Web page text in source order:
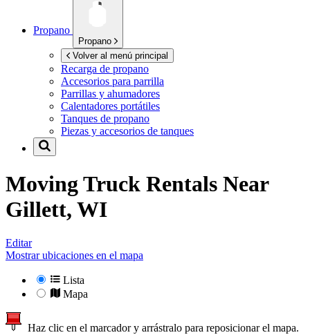
Propano
Propano
Volver al menú principal
Recarga de propano
Accesorios para parrilla
Parrillas y ahumadores
Calentadores portátiles
Tanques de propano
Piezas y accesorios de tanques
Moving Truck Rentals Near
Gillett, WI
Editar
Mostrar ubicaciones en el mapa
Lista
Mapa
Haz clic en el marcador y arrástralo para reposicionar el mapa.